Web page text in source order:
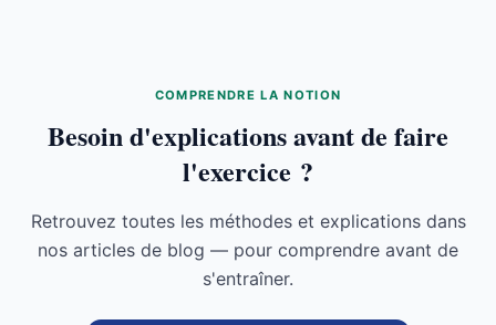
COMPRENDRE LA NOTION
Besoin d'explications avant de faire
l'exercice ?
Retrouvez toutes les méthodes et explications dans
nos articles de blog — pour comprendre avant de
s'entraîner.